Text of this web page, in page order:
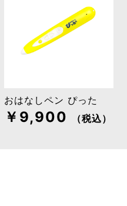
おはなしペン ぴった
￥9,900 （税込）